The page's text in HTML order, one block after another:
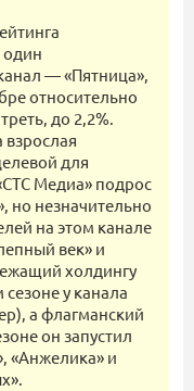
один
— «Пятница»,
относительно
до 2,2%.
для
Медиа» подрос
но незначительно
на этом канале
век» и
холдингу
у канала
а флагманский
он запустил
«Анжелика» и